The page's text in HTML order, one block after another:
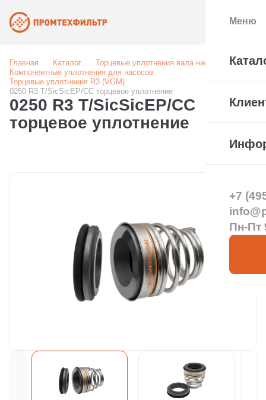
Главная Каталог
Торцевые уплотнения вала насоса
Компонентные уплотнения для насосов
Торцевые уплотнения R3 (VGM)
0250 R3 T/SicSicEP/CC торцевое уплотнение
0250 R3 T/SicSicEP/CC
торцевое уплотнение
Меню
+7
Пн-Пт